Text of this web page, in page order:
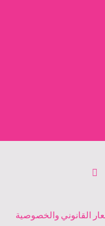
القانوني والخصوصية